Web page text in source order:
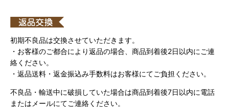
初期不良品は交換させていただきます。
・お客様のご都合により返品の場合、商品到着後2日以内にご連
絡ください。
・返品送料・返金振込み手数料はお客様にてご負担ください。
不良品・輸送中に破損していた場合は商品到着後7日以内に電話
またはメールにてご連絡ください。